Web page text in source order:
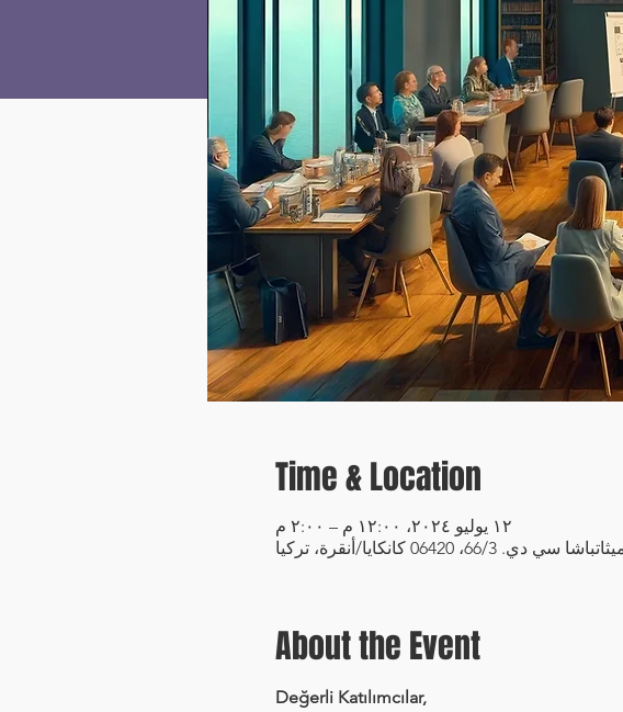
Time & Location
١٢ يوليو ٢٠٢٤، ١٢:٠٠ م – ٢:٠٠ م
66/3، 06420 كانكايا/أنقرة، تركيا
About the Event
Değerli Katılımcılar,